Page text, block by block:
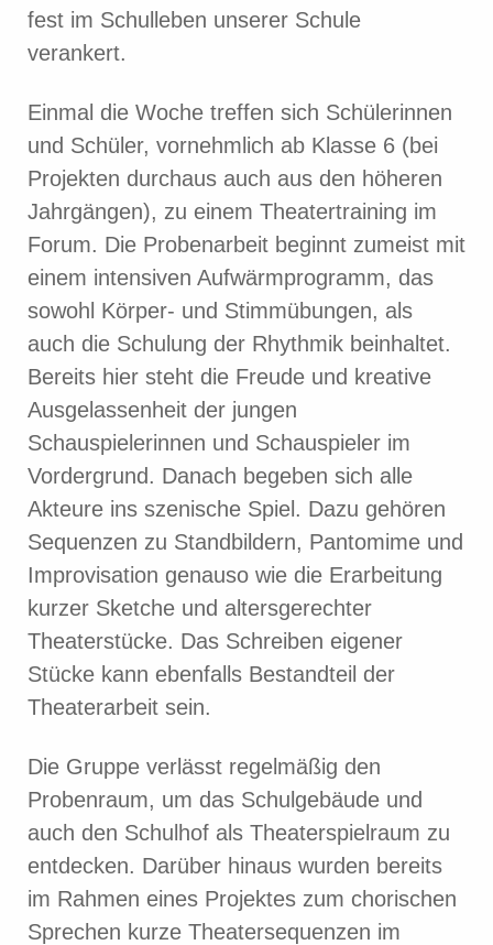
fest im Schulleben unserer Schule
verankert.
Einmal die Woche treffen sich Schülerinnen
und Schüler, vornehmlich ab Klasse 6 (bei
Projekten durchaus auch aus den höheren
Jahrgängen), zu einem Theatertraining im
Forum. Die Probenarbeit beginnt zumeist mit
einem intensiven Aufwärmprogramm, das
sowohl Körper- und Stimmübungen, als
auch die Schulung der Rhythmik beinhaltet.
Bereits hier steht die Freude und kreative
Ausgelassenheit der jungen
Schauspielerinnen und Schauspieler im
Vordergrund. Danach begeben sich alle
Akteure ins szenische Spiel. Dazu gehören
Sequenzen zu Standbildern, Pantomime und
Improvisation genauso wie die Erarbeitung
kurzer Sketche und altersgerechter
Theaterstücke. Das Schreiben eigener
Stücke kann ebenfalls Bestandteil der
Theaterarbeit sein.
Die Gruppe verlässt regelmäßig den
Probenraum, um das Schulgebäude und
auch den Schulhof als Theaterspielraum zu
entdecken. Darüber hinaus wurden bereits
im Rahmen eines Projektes zum chorischen
Sprechen kurze Theatersequenzen im